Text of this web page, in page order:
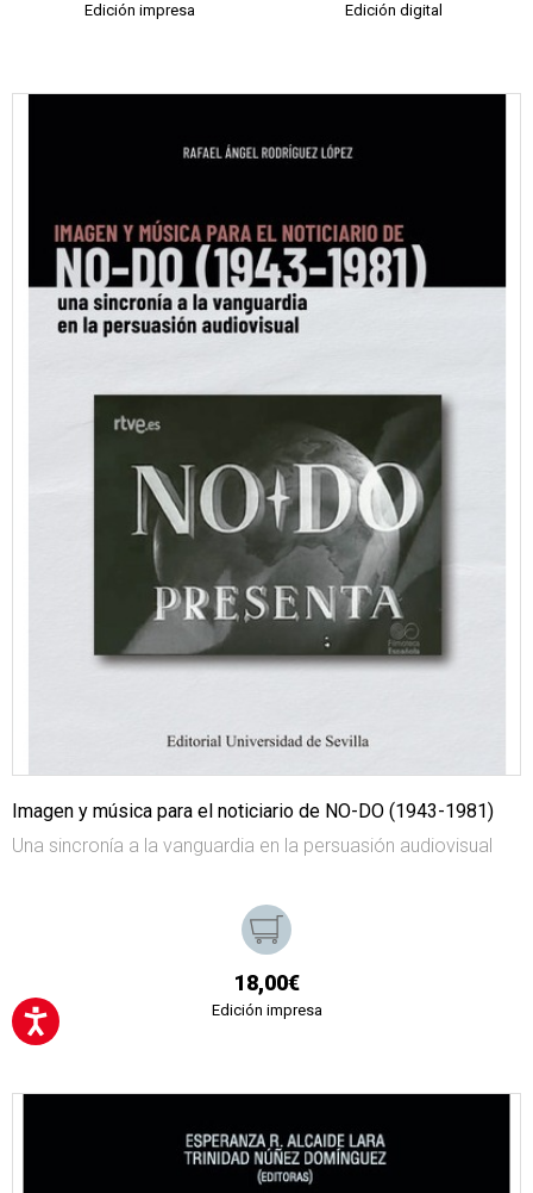
Edición impresa Edición digital
Imagen y música para el noticiario de NO-DO (1943-1981)
Una sincronía a la vanguardia en la persuasión audiovisual
18,00€
Edición impresa